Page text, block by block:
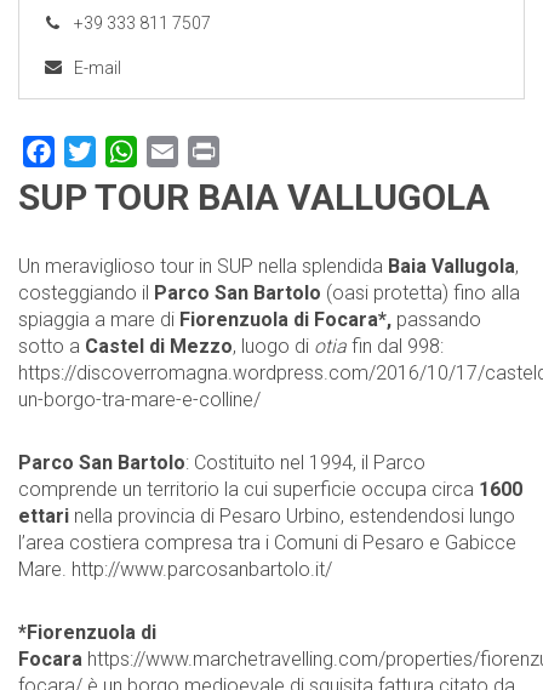
+39 333 811 7507
E-mail
FacebookTwitterWhatsApp
Email
SUP TOUR BAIA VALLUGOLA
Un meraviglioso tour in SUP nella splendida Baia Vallugola,
costeggiando il Parco San Bartolo (oasi protetta) fino alla
spiaggia a mare di Fiorenzuola di Focara*, passando
sotto a Castel di Mezzo, luogo di otia fin dal 998:
https://discoverromagna.wordpress.com/2016/10/17/
un-borgo-tra-mare-e-colline/
Parco San Bartolo: Costituito nel 1994, il Parco
comprende un territorio la cui superficie occupa circa 1600
ettari nella provincia di Pesaro Urbino, estendendosi lungo
l’area costiera compresa tra i Comuni di Pesaro e Gabicce
Mare. http://www.parcosanbartolo.it/
*Fiorenzuola di
Focara https://www.marchetravelling.com/properties/
focara/ è un borgo medioevale di squisita fattura citato da